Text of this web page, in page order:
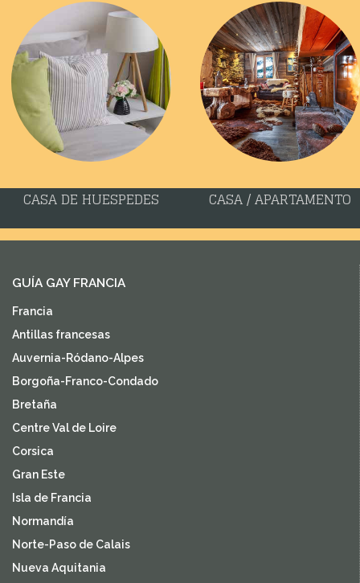
CASA DE HUESPEDES CASA / APARTAMENTO
GUÍA GAY FRANCIA
Francia
Antillas francesas
Auvernia-Ródano-Alpes
Borgoña-Franco-Condado
Bretaña
Centre Val de Loire
Corsica
Gran Este
Isla de Francia
Normandía
Norte-Paso de Calais
Nueva Aquitania